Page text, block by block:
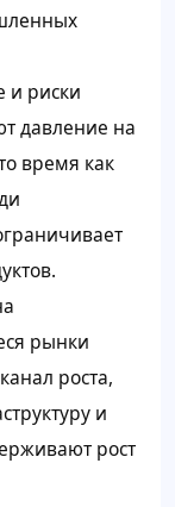
и риски
давление на
время как
рынки
роста,
и
рост